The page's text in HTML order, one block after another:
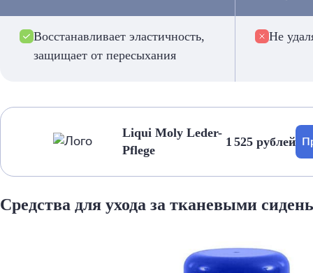
Восстанавливает эластичность,
защищает от пересыхания
Не
Liqui Moly Leder-
Pflege
1 525 рублей
Средства для ухода за тканевыми